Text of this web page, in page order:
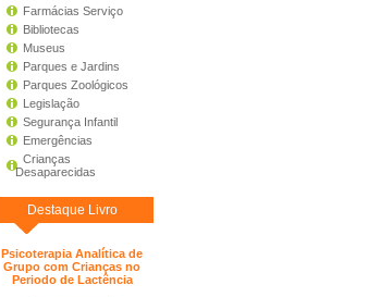
Farmácias Serviço
Bibliotecas
Museus
Parques e Jardins
Parques Zoológicos
Legislação
Segurança Infantil
Emergências
Crianças
Desaparecidas
Destaque Livro
Psicoterapia Analítica de
Grupo com Crianças no
Periodo de Lactência